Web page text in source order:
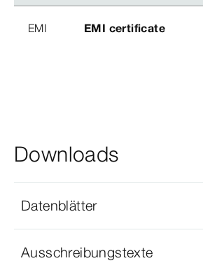
EMI EMI certificate
Downloads
Datenblätter
Ausschreibungstexte